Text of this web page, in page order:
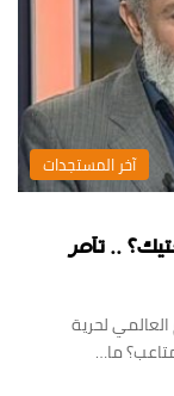
‏آخر المستجدات
.. تآمر
لحرية
ما…